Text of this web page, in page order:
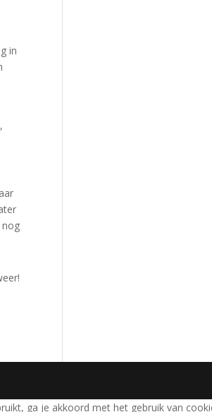
in
nog
ga je akkoord met het gebruik van